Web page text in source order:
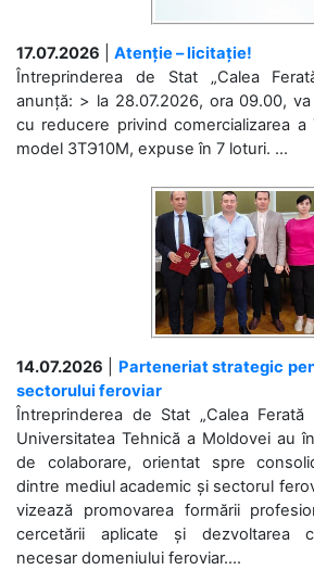
17.07.2026
Atenție – licitație!
Întreprinderea de Stat „Calea
anunță: > la 28.07.2026, ora 09.00,
cu reducere privind comercializarea
model 3ТЭ10М, expuse în 7 loturi. ...
14.07.2026
Parteneriat strategic
sectorului feroviar
Întreprinderea de Stat „Calea
Universitatea Tehnică a Moldovei au
de colaborare, orientat spre
dintre mediul academic și sectorul
vizează promovarea formării
cercetării aplicate și dezvoltarea
necesar domeniului feroviar....